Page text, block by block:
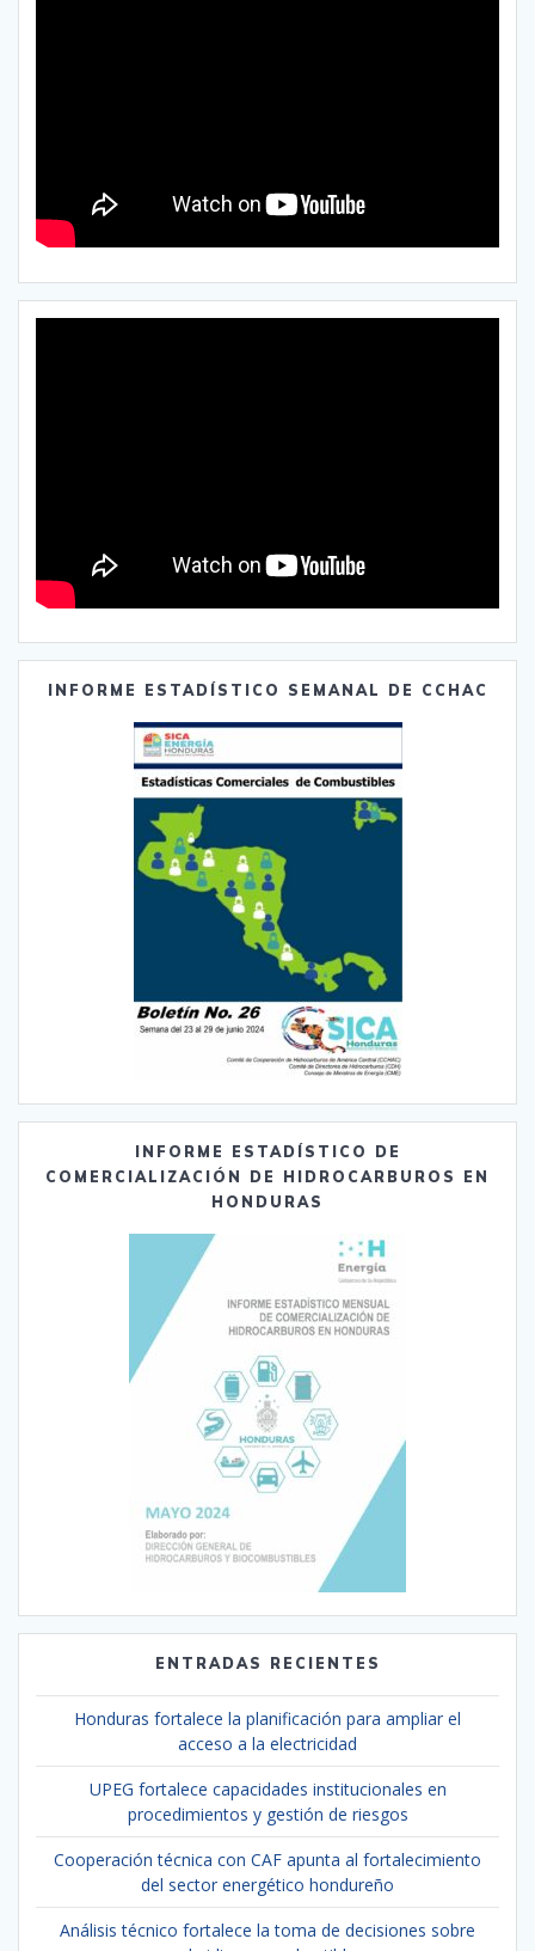
INFORME ESTADÍSTICO SEMANAL DE CCHAC
INFORME ESTADÍSTICO DE
COMERCIALIZACIÓN DE HIDROCARBUROS EN
HONDURAS
ENTRADAS RECIENTES
Honduras fortalece la planificación para ampliar el
acceso a la electricidad
UPEG fortalece capacidades institucionales en
procedimientos y gestión de riesgos
Cooperación técnica con CAF apunta al fortalecimiento
del sector energético hondureño
Análisis técnico fortalece la toma de decisiones sobre